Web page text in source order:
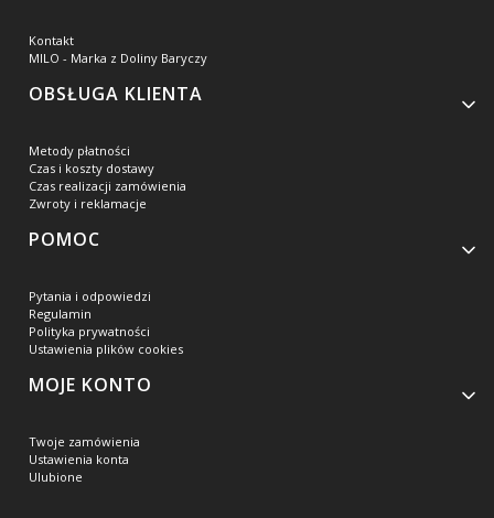
Kontakt
MILO - Marka z Doliny Baryczy
OBSŁUGA KLIENTA
Metody płatności
Czas i koszty dostawy
Czas realizacji zamówienia
Zwroty i reklamacje
POMOC
Pytania i odpowiedzi
Regulamin
Polityka prywatności
Ustawienia plików cookies
MOJE KONTO
Twoje zamówienia
Ustawienia konta
Ulubione